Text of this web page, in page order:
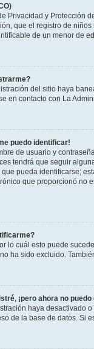
Privacidad y
que el registro de
de un menor de
del sitio haya
en contacto con La
puedo identificar!
de usuario y
tendrá que seguir
pueda identificarse;
que proporcionó no
lo cuál esto puede
ha sido excluido.
¡pero ahora no
haya desactivado
de la base de datos. Si